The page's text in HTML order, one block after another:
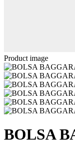
Product image
BOLSA